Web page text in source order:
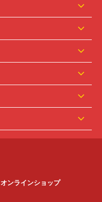
オンラインショップ